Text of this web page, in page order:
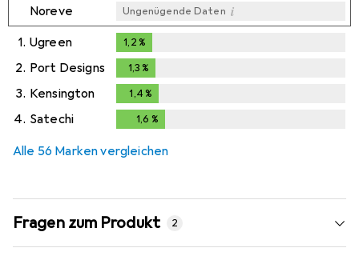
Noreve Ungenügende Daten i
1. Ugreen 1,2 %
2. Port Designs 1,3 %
3. Kensington 1,4 %
4. Satechi 1,6 %
Alle 56 Marken vergleichen
Fragen zum Produkt 2